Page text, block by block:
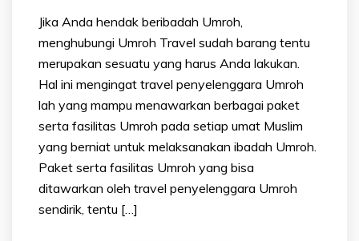
Jika Anda hendak beribadah Umroh,
menghubungi Umroh Travel sudah barang tentu
merupakan sesuatu yang harus Anda lakukan.
Hal ini mengingat travel penyelenggara Umroh
lah yang mampu menawarkan berbagai paket
serta fasilitas Umroh pada setiap umat Muslim
yang berniat untuk melaksanakan ibadah Umroh.
Paket serta fasilitas Umroh yang bisa
ditawarkan oleh travel penyelenggara Umroh
sendirik, tentu […]